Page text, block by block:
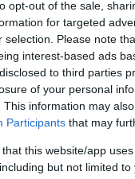
opt-out of the sale,
for targeted
selection. Please note
interest-based ads
to third parties
of your personal
This information may
Participants that may
that this website/app
but not limited
de kvickare
passar fint
en fråga om
körning.